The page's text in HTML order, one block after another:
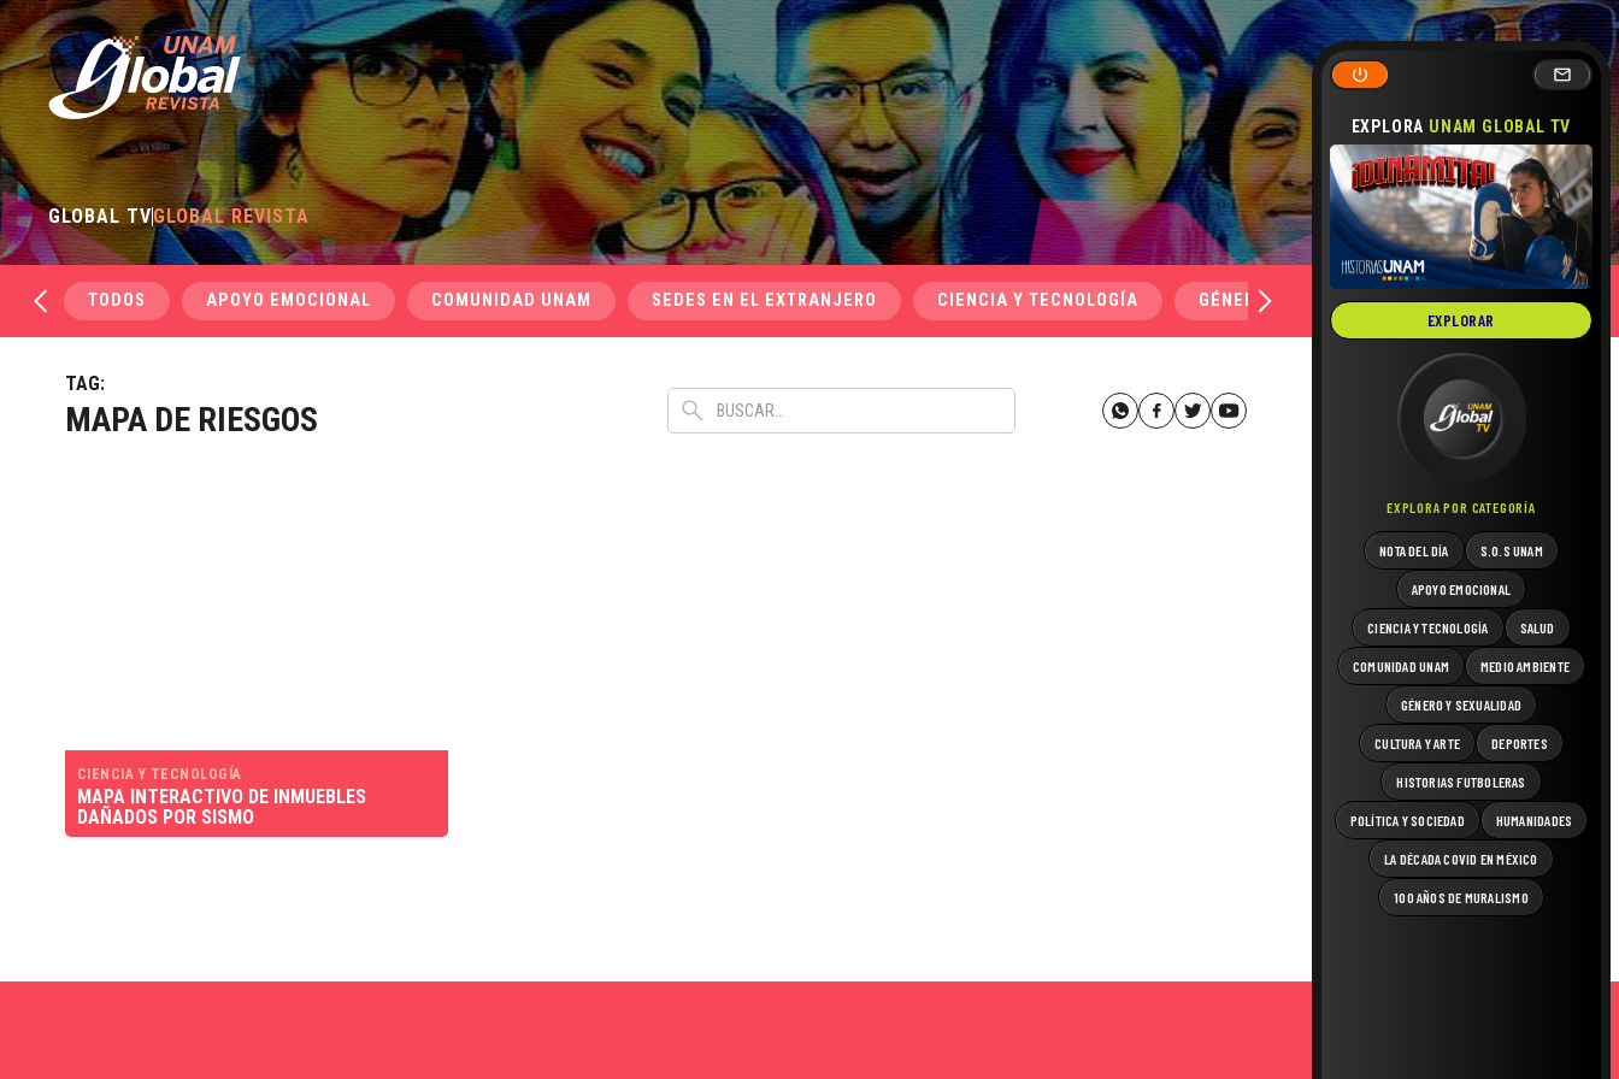
EXPLORA UNAM GLOBAL TV
EXPLORAR
EXPLORA POR CATEGORÍA
NOTA DEL DÍA S.O.S UNAM
APOYO EMOCIONAL
CIENCIA Y TECNOLOGÍA SALUD
COMUNIDAD UNAM MEDIO AMBIENTE
GÉNERO Y SEXUALIDAD
CULTURA Y ARTE DEPORTES
HISTORIAS FUTBOLERAS
POLÍTICA Y SOCIEDAD HUMANIDADES
LA DÉCADA COVID EN MÉXICO
100 AÑOS DE MURALISMO
GLOBAL TVGLOBAL REVISTA
TODOS APOYO EMOCIONAL COMUNIDAD UNAM SEDES EN EL EXTRANJERO CIENCIA Y TECNOLOGÍA GÉNERO Y SEXUALIDAD SALUD
TAG:
MAPA DE RIESGOS
CIENCIA Y TECNOLOGÍA
MAPA INTERACTIVO DE INMUEBLES
DAÑADOS POR SISMO